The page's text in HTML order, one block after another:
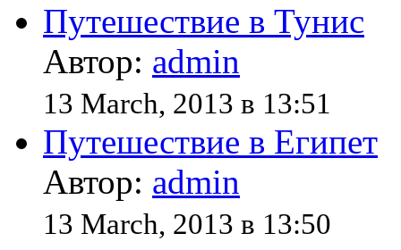
Путешествие в Тунис
Автор: admin
13 March, 2013 в 13:51
Путешествие в Египет
Автор: admin
13 March, 2013 в 13:50